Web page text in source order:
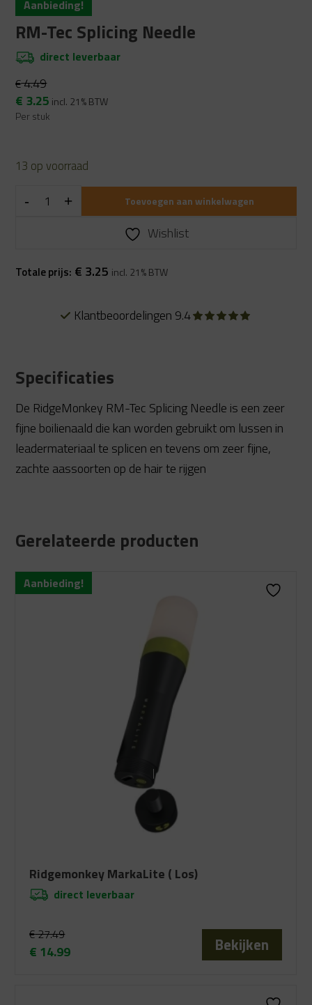
Aanbieding!
RM-Tec Splicing Needle
direct leverbaar
€4.49
Oorspronkelijke
prijs
€ 3.25Huidige
prijs
incl. 21% BTW
Per stuk
13 op voorraad
Toevoegen aan winkelwagen
Wishlist
Totale prijs: € 3.25 incl. 21% BTW
Klantbeoordelingen 9.4
Specificaties
De RidgeMonkey RM-Tec Splicing Needle is een zeer
fijne boilienaald die kan worden gebruikt om lussen in
leadermateriaal te splicen en tevens om zeer fijne,
zachte aassoorten op de hair te rijgen
Gerelateerde producten
Ridgemonkey MarkaLite ( Los)
direct leverbaar
€27.49
€ 14.99
Aanbieding!
Bekijken